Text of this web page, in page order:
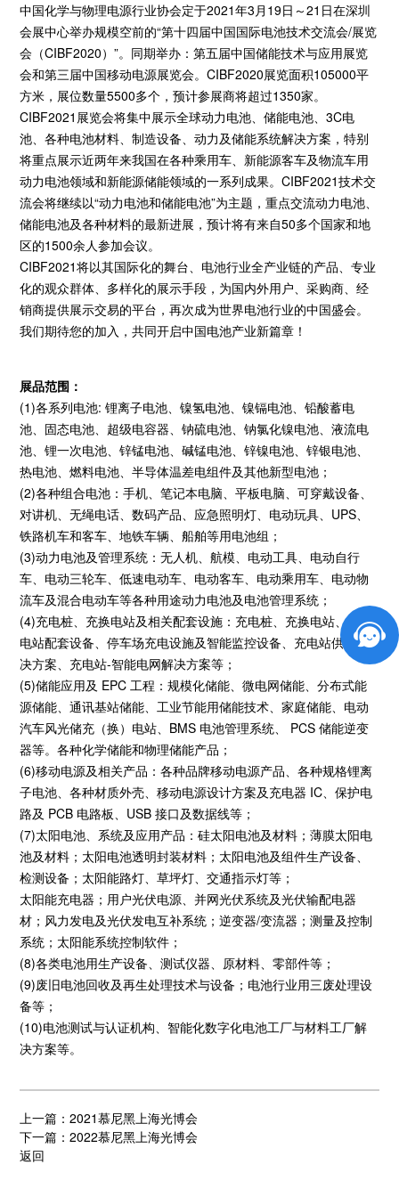
中国化学与物理电源行业协会定于2021年3月19日～21日在深圳
会展中心举办规模空前的“第十四届中国国际电池技术交流会/展览
会（CIBF2020）”。同期举办：第五届中国储能技术与应用展览
会和第三届中国移动电源展览会。CIBF2020展览面积105000平
方米，展位数量5500多个，预计参展商将超过1350家。
CIBF2021展览会将集中展示全球动力电池、储能电池、3C电
池、各种电池材料、制造设备、动力及储能系统解决方案，特别
将重点展示近两年来我国在各种乘用车、新能源客车及物流车用
动力电池领域和新能源储能领域的一系列成果。CIBF2021技术交
流会将继续以“动力电池和储能电池”为主题，重点交流动力电池、
储能电池及各种材料的最新进展，预计将有来自50多个国家和地
区的1500余人参加会议。
CIBF2021将以其国际化的舞台、电池行业全产业链的产品、专业
化的观众群体、多样化的展示手段，为国内外用户、采购商、经
销商提供展示交易的平台，再次成为世界电池行业的中国盛会。
我们期待您的加入，共同开启中国电池产业新篇章！
展品范围：
(1)各系列电池: 锂离子电池、镍氢电池、镍镉电池、铅酸蓄电
池、固态电池、超级电容器、钠硫电池、钠氯化镍电池、液流电
池、锂一次电池、锌锰电池、碱锰电池、锌镍电池、锌银电池、
热电池、燃料电池、半导体温差电组件及其他新型电池；
(2)各种组合电池：手机、笔记本电脑、平板电脑、可穿戴设备、
对讲机、无绳电话、数码产品、应急照明灯、电动玩具、UPS、
铁路机车和客车、地铁车辆、船舶等用电池组；
(3)动力电池及管理系统：无人机、航模、电动工具、电动自行
车、电动三轮车、低速电动车、电动客车、电动乘用车、电动物
流车及混合电动车等各种用途动力电池及电池管理系统；
(4)充电桩、充换电站及相关配套设施：充电桩、充换电站、充换
电站配套设备、停车场充电设施及智能监控设备、充电站供电解
决方案、充电站-智能电网解决方案等；
(5)储能应用及 EPC 工程：规模化储能、微电网储能、分布式能
源储能、通讯基站储能、工业节能用储能技术、家庭储能、电动
汽车风光储充（换）电站、BMS 电池管理系统、 PCS 储能逆变
器等。各种化学储能和物理储能产品；
(6)移动电源及相关产品：各种品牌移动电源产品、各种规格锂离
子电池、各种材质外壳、移动电源设计方案及充电器 IC、保护电
路及 PCB 电路板、USB 接口及数据线等；
(7)太阳电池、系统及应用产品：硅太阳电池及材料；薄膜太阳电
池及材料；太阳电池透明封装材料；太阳电池及组件生产设备、
检测设备；太阳能路灯、草坪灯、交通指示灯等；
太阳能充电器；用户光伏电源、并网光伏系统及光伏输配电器
材；风力发电及光伏发电互补系统；逆变器/变流器；测量及控制
系统；太阳能系统控制软件；
(8)各类电池用生产设备、测试仪器、原材料、零部件等；
(9)废旧电池回收及再生处理技术与设备；电池行业用三废处理设
备等；
(10)电池测试与认证机构、智能化数字化电池工厂与材料工厂解
决方案等。
上一篇：2021慕尼黑上海光博会
下一篇：2022慕尼黑上海光博会
返回